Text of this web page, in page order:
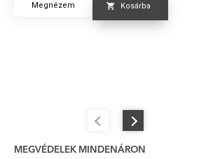
Megnézem Kosárba
MEGVÉDELEK MINDENÁRON